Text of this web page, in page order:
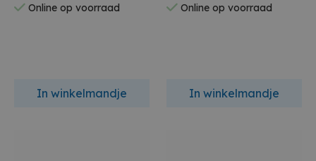
Online op voorraad
In winkelmandje
Online op voorraad
In winkelmandje